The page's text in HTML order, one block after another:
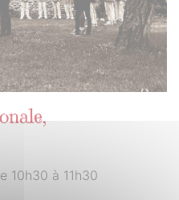
10h30 à 11h30